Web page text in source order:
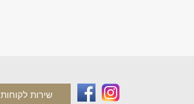
שירות לקוחות